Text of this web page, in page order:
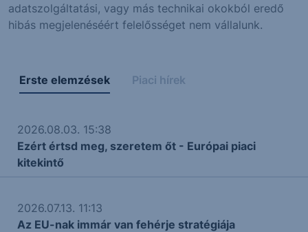
adatszolgáltatási, vagy más technikai okokból eredő
hibás megjelenéséért felelősséget nem vállalunk.
Erste elemzések Piaci hírek
2026.08.03. 15:38
Ezért értsd meg, szeretem őt - Európai piaci
kitekintő
2026.07.13. 11:13
Az EU-nak immár van fehérje stratégiája